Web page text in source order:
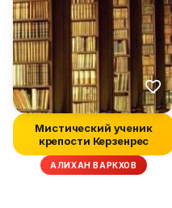
Мистический ученик
крепости Керзенрес
АЛИХАН ВАРКХОВ